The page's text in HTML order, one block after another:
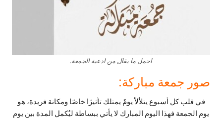
اجمل ما يقال من ادعية الجمعة.
صور جمعة مباركة:
في قلب كل أسبوع يتلألأ يومٌ يمتلك تأثيرًا خاصًا ومكانة فريدة، هو
يوم الجمعة فهذا اليوم المبارك لا يأتي ببساطة ليُكمل المدة بين يوم